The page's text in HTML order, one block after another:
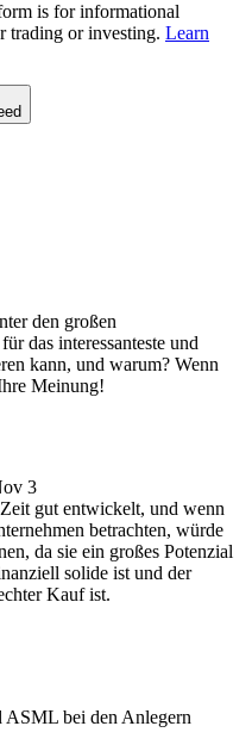
is for informational
trading or investing. Learn
den großen
das interessanteste und
kann, und warum? Wenn
Meinung!
3
gut entwickelt, und wenn
betrachten, würde
da sie ein großes Potenzial
solide ist und der
Kauf ist.
ASML bei den Anlegern